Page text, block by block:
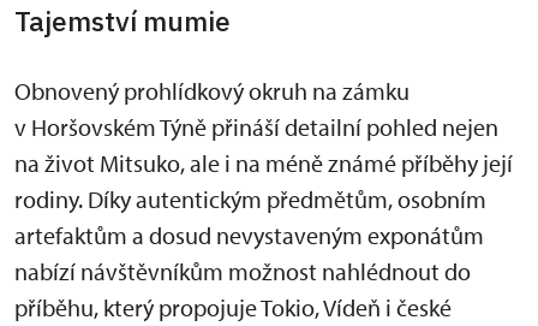
Tajemství mumie
Obnovený prohlídkový okruh na zámku
v Horšovském Týně přináší detailní pohled nejen
na život Mitsuko, ale i na méně známé příběhy její
rodiny. Díky autentickým předmětům, osobním
artefaktům a dosud nevystaveným exponátům
nabízí návštěvníkům možnost nahlédnout do
příběhu, který propojuje Tokio, Vídeň i české